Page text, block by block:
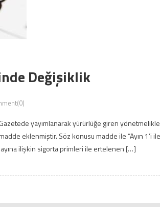
Değişiklik
yayımlanarak yürürlüğe giren
eklenmiştir. Söz konusu madde ile “Ayın 1’i ile
ayına ilişkin sigorta primleri ile ertelenen […]